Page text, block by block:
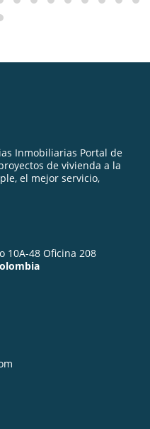
Inmobiliarias Portal de
de vivienda a la
el mejor servicio,
10A-48 Oficina 208